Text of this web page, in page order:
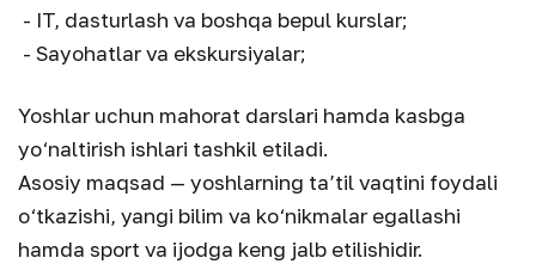
- IT, dasturlash va boshqa bepul kurslar;
- Sayohatlar va ekskursiyalar;
Yoshlar uchun mahorat darslari hamda kasbga
yo‘naltirish ishlari tashkil etiladi.
Asosiy maqsad — yoshlarning ta’til vaqtini foydali
o‘tkazishi, yangi bilim va ko‘nikmalar egallashi
hamda sport va ijodga keng jalb etilishidir.